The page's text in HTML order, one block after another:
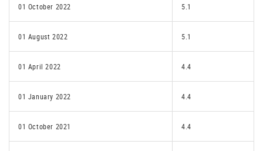
01 October 2022 5.1
01 August 2022 5.1
01 April 2022 4.4
01 January 2022 4.4
01 October 2021 4.4